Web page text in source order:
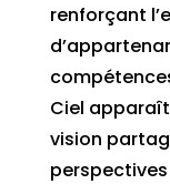
renforçant
Ciel
vision